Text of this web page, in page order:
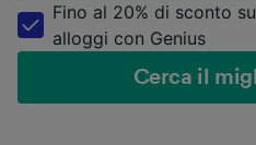
Fino al 20% di sconto
alloggi con Genius
Cerca il